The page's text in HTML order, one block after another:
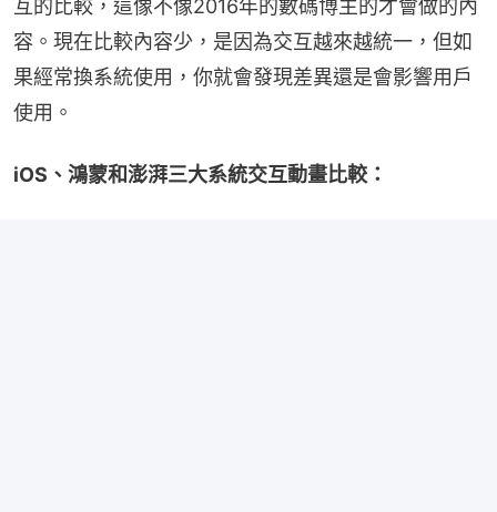
互的比較，這像不像2016年的數碼博主的才會做的內
容。現在比較內容少，是因為交互越來越統一，但如
果經常換系統使用，你就會發現差異還是會影響用戶
使用。
iOS、鴻蒙和澎湃三大系統交互動畫比較：